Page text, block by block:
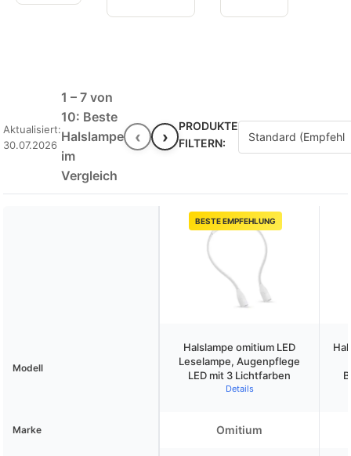
Aktualisiert:
30.07.2026
1 – 7 von
10: Beste
Halslampe
im
Vergleich
‹ ›
PRODUKTE
FILTERN:
BESTE EMPFEHLUNG
Modell
Halslampe omitium LED
Leselampe, Augenpflege
LED mit 3 Lichtfarben
Details
Marke Omitium